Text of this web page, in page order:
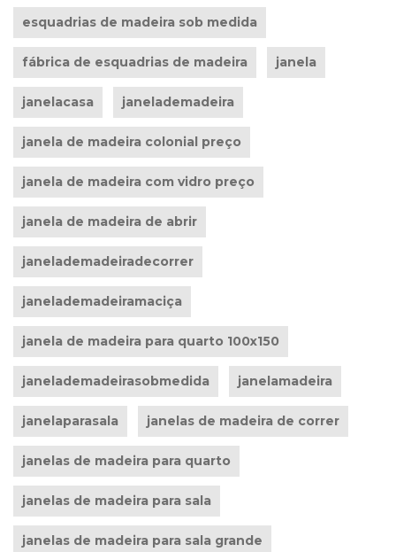
esquadrias de madeira sob medida
fábrica de esquadrias de madeira janela
janelacasa janelademadeira
janela de madeira colonial preço
janela de madeira com vidro preço
janela de madeira de abrir
janelademadeiradecorrer
janelademadeiramaciça
janela de madeira para quarto 100x150
janelademadeirasobmedida janelamadeira
janelaparasala janelas de madeira de correr
janelas de madeira para quarto
janelas de madeira para sala
janelas de madeira para sala grande